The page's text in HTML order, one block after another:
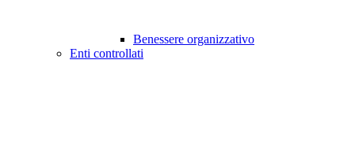
Benessere organizzativo
Enti controllati